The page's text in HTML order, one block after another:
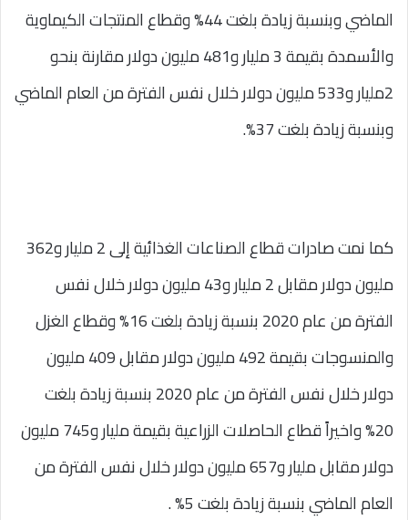
الماضي وبنسبة زيادة بلغت 44% وقطاع المنتجات الكيماوية
والأسمدة بقيمة 3 مليار و481 مليون دولار مقارنة بنحو
2مليار و533 مليون دولار خلال نفس الفترة من العام الماضي
وبنسبة زيادة بلغت 37%.
كما نمت صادرات قطاع الصناعات الغذائية إلى 2 مليار و362
مليون دولار مقابل 2 مليار و43 مليون دولار خلال نفس
الفترة من عام 2020 بنسبة زيادة بلغت 16% وقطاع الغزل
والمنسوجات بقيمة 492 مليون دولار مقابل 409 مليون
دولار خلال نفس الفترة من عام 2020 بنسبة زيادة بلغت
20% واخيراً قطاع الحاصلات الزراعية بقيمة مليار و745 مليون
دولار مقابل مليار و657 مليون دولار خلال نفس الفترة من
العام الماضي بنسبة زيادة بلغت 5% .